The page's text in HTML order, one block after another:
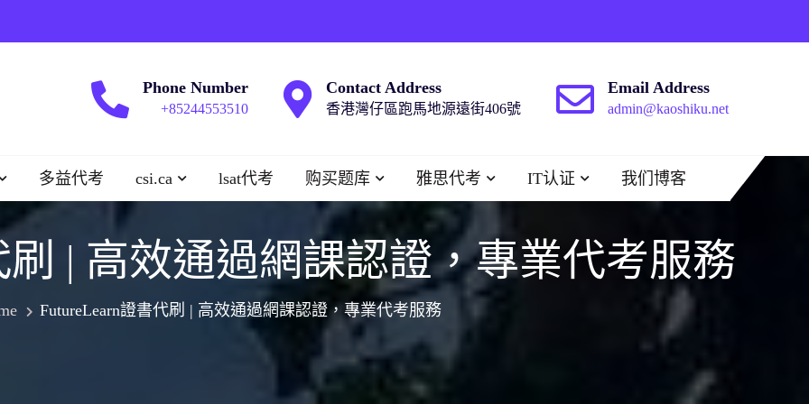
Phone Number
+85244553510
Contact Address
香港灣仔區跑馬地源遠街406號
Email Address
admin@kaoshiku.net
多益代考 csi.ca lsat代考 购买题库 雅思代考 IT认证 我们博客
刷 | 高效通過網課認證，專業代考服務
FutureLearn證書代刷 | 高效通過網課認證，專業代考服務